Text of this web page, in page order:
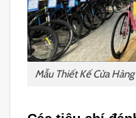
Mẫu Thiết Kế Cửa